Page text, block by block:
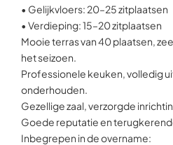
• Gelijkvloers: 20–25 zitplaatsen
• Verdieping: 15–20 zitplaatsen
Mooie terras van 40 plaatsen,
het seizoen.
Professionele keuken, volledig
onderhouden.
Gezellige zaal, verzorgde
Goede reputatie en
Inbegrepen in de overname: